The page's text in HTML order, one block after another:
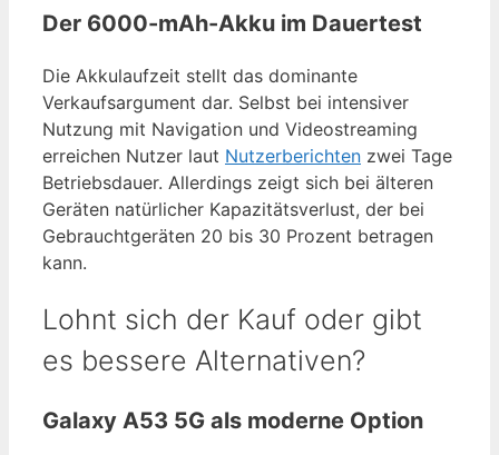
Der 6000-mAh-Akku im Dauertest
Die Akkulaufzeit stellt das dominante
Verkaufsargument dar. Selbst bei intensiver
Nutzung mit Navigation und Videostreaming
erreichen Nutzer laut Nutzerberichten zwei Tage
Betriebsdauer. Allerdings zeigt sich bei älteren
Geräten natürlicher Kapazitätsverlust, der bei
Gebrauchtgeräten 20 bis 30 Prozent betragen
kann.
Lohnt sich der Kauf oder gibt
es bessere Alternativen?
Galaxy A53 5G als moderne Option